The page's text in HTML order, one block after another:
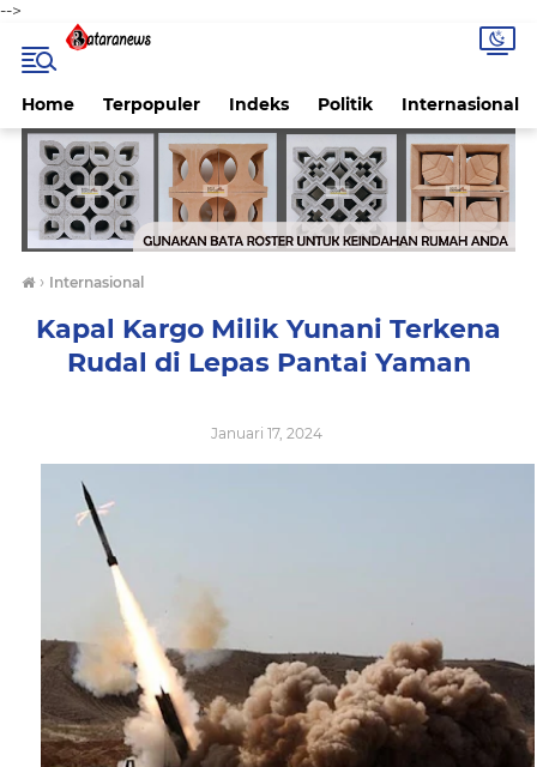
-->
Home Terpopuler Indeks Politik Internasional
› Internasional
Kapal Kargo Milik Yunani Terkena
Rudal di Lepas Pantai Yaman
Januari 17, 2024